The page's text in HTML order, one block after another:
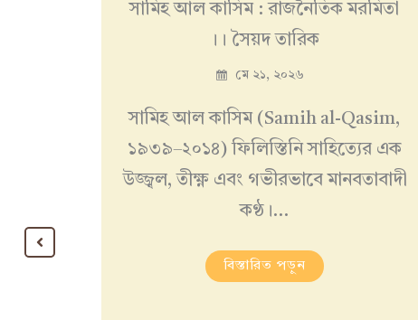
:
সামিহ আল কাসিম : রাজনৈতিক মরমিতা
।। সৈয়দ তারিক
মে ২১, ২০২৬
সামিহ আল কাসিম (Samih al-Qasim,
১৯৩৯–২০১৪) ফিলিস্তিনি সাহিত্যের এক
উজ্জ্বল, তীক্ষ্ণ এবং গভীরভাবে মানবতাবাদী
কণ্ঠ।…
বিস্তারিত পড়ুন